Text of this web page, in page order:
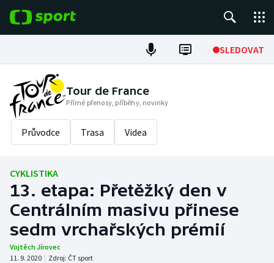
SLEDOVAT
Fotbal
Hokej
Tenis
Cyklistika
DALŠÍ SPORTY
Americký fotbal
NEPŘEHLÉDNĚTE
Tour de France
Přímé přenosy, příběhy, novinky
Průvodce Trasa Videa
CYKLISTIKA
13. etapa: Přetěžký den v
Centrálním masivu přinese
sedm vrchařských prémií
Vojtěch Jírovec
11. 9. 2020 | Zdroj: ČT sport